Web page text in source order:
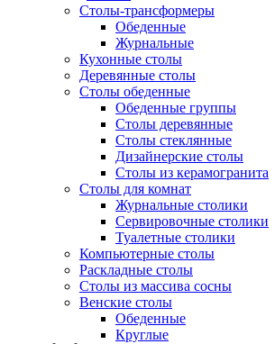
Столы-трансформеры
Обеденные
Журнальные
Кухонные столы
Деревянные столы
Столы обеденные
Обеденные группы
Столы деревянные
Столы стеклянные
Дизайнерские столы
Столы из керамогранита
Столы для комнат
Журнальные столики
Сервировочные столики
Туалетные столики
Компьютерные столы
Раскладные столы
Столы из массива сосны
Венские столы
Обеденные
Круглые